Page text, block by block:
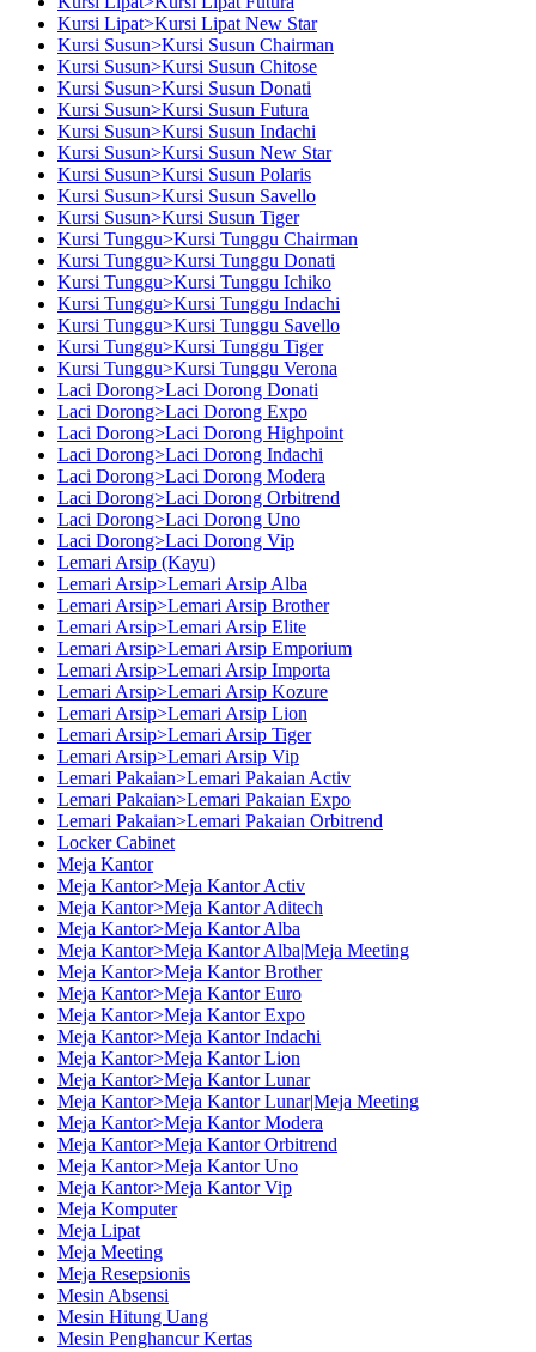
Kursi Lipat>Kursi Lipat New Star
Kursi Susun>Kursi Susun Chairman
Kursi Susun>Kursi Susun Chitose
Kursi Susun>Kursi Susun Donati
Kursi Susun>Kursi Susun Futura
Kursi Susun>Kursi Susun Indachi
Kursi Susun>Kursi Susun New Star
Kursi Susun>Kursi Susun Polaris
Kursi Susun>Kursi Susun Savello
Kursi Susun>Kursi Susun Tiger
Kursi Tunggu>Kursi Tunggu Chairman
Kursi Tunggu>Kursi Tunggu Donati
Kursi Tunggu>Kursi Tunggu Ichiko
Kursi Tunggu>Kursi Tunggu Indachi
Kursi Tunggu>Kursi Tunggu Savello
Kursi Tunggu>Kursi Tunggu Tiger
Kursi Tunggu>Kursi Tunggu Verona
Laci Dorong>Laci Dorong Donati
Laci Dorong>Laci Dorong Expo
Laci Dorong>Laci Dorong Highpoint
Laci Dorong>Laci Dorong Indachi
Laci Dorong>Laci Dorong Modera
Laci Dorong>Laci Dorong Orbitrend
Laci Dorong>Laci Dorong Uno
Laci Dorong>Laci Dorong Vip
Lemari Arsip (Kayu)
Lemari Arsip>Lemari Arsip Alba
Lemari Arsip>Lemari Arsip Brother
Lemari Arsip>Lemari Arsip Elite
Lemari Arsip>Lemari Arsip Emporium
Lemari Arsip>Lemari Arsip Importa
Lemari Arsip>Lemari Arsip Kozure
Lemari Arsip>Lemari Arsip Lion
Lemari Arsip>Lemari Arsip Tiger
Lemari Arsip>Lemari Arsip Vip
Lemari Pakaian>Lemari Pakaian Activ
Lemari Pakaian>Lemari Pakaian Expo
Lemari Pakaian>Lemari Pakaian Orbitrend
Locker Cabinet
Meja Kantor
Meja Kantor>Meja Kantor Activ
Meja Kantor>Meja Kantor Aditech
Meja Kantor>Meja Kantor Alba
Meja Kantor>Meja Kantor Alba|Meja Meeting
Meja Kantor>Meja Kantor Brother
Meja Kantor>Meja Kantor Euro
Meja Kantor>Meja Kantor Expo
Meja Kantor>Meja Kantor Indachi
Meja Kantor>Meja Kantor Lion
Meja Kantor>Meja Kantor Lunar
Meja Kantor>Meja Kantor Lunar|Meja Meeting
Meja Kantor>Meja Kantor Modera
Meja Kantor>Meja Kantor Orbitrend
Meja Kantor>Meja Kantor Uno
Meja Kantor>Meja Kantor Vip
Meja Komputer
Meja Lipat
Meja Meeting
Meja Resepsionis
Mesin Absensi
Mesin Hitung Uang
Mesin Penghancur Kertas